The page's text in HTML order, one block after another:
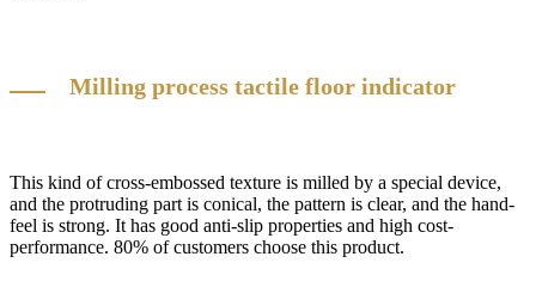
Milling process tactile floor indicator
This kind of cross-embossed texture is milled by a special device,
and the protruding part is conical, the pattern is clear, and the hand-
feel is strong. It has good anti-slip properties and high cost-
performance. 80% of customers choose this product.